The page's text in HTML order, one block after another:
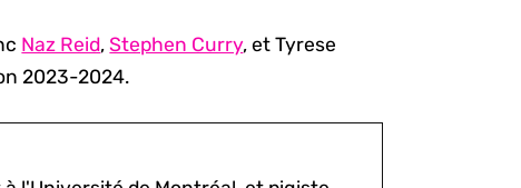
Naz Reid,Stephen Curry, et Tyrese
2023-2024.